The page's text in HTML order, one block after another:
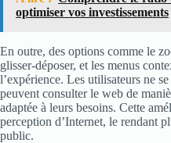
optimiser vos investissements
En outre, des options comme le
glisser-déposer, et les menus
l’expérience. Les utilisateurs ne
peuvent consulter le web de
adaptée à leurs besoins. Cette
perception d’Internet, le rendant
public.